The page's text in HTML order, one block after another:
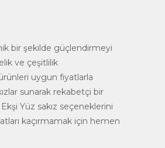
bir şekilde güçlendirmeyi
ve çeşitlilik
uygun fiyatlarla
sunarak rekabetçi bir
Yüz sakız seçeneklerini
kaçırmamak için hemen